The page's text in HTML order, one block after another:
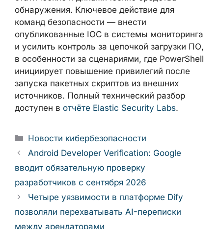
Рассмотреть блокировку рекламных
результатов в корпоративных
браузерах через групповые политики
или расширения
Кампания REF8372 демонстрирует, что
загрузчик OXLOADER, несмотря на раннюю
стадию развития, уже эффективно обходит
статические и динамические средства
обнаружения. Ключевое действие для
опубликованные IOC в системы
мониторинга и усилить контроль за
цепочкой загрузки ПО, в особенности за
сценариями, где PowerShell инициирует
повышение привилегий после запуска
пакетных скриптов из внешних источников.
Полный технический разбор доступен в
отчёте Elastic Security Labs